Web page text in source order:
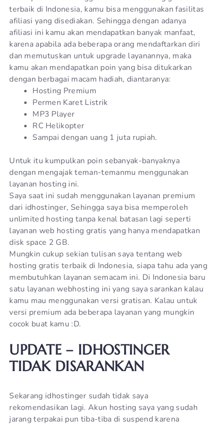
terbaik di Indonesia, kamu bisa menggunakan fasilitas
afiliasi yang disediakan. Sehingga dengan adanya
afiliasi ini kamu akan mendapatkan banyak manfaat,
karena apabila ada beberapa orang mendaftarkan diri
dan memutuskan untuk upgrade layanannya, maka
kamu akan mendapatkan poin yang bisa ditukarkan
dengan berbagai macam hadiah, diantaranya:
Hosting Premium
Permen Karet Listrik
MP3 Player
RC Helikopter
Sampai dengan uang 1 juta rupiah.
Untuk itu kumpulkan poin sebanyak-banyaknya
dengan mengajak teman-temanmu menggunakan
layanan hosting ini.
Saya saat ini sudah menggunakan layanan premium
dari idhostinger, Sehingga saya bisa memperoleh
unlimited hosting tanpa kenal batasan lagi seperti
layanan web hosting gratis yang hanya mendapatkan
disk space 2 GB.
Mungkin cukup sekian tulisan saya tentang web
hosting gratis terbaik di Indonesia, siapa tahu ada yang
membutuhkan layanan semacam ini. Di Indonesia baru
satu layanan webhosting ini yang saya sarankan kalau
kamu mau menggunakan versi gratisan. Kalau untuk
versi premium ada beberapa layanan yang mungkin
cocok buat kamu :D.
UPDATE – IDHOSTINGER
TIDAK DISARANKAN
Sekarang idhostinger sudah tidak saya
rekomendasikan lagi. Akun hosting saya yang sudah
jarang terpakai pun tiba-tiba di suspend karena